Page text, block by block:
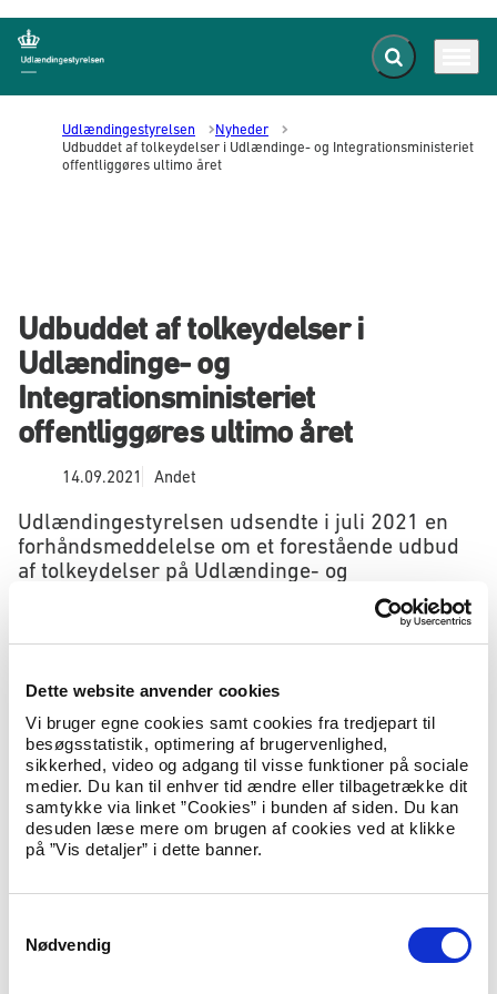
Dette website anvender cookies
Vi bruger egne cookies samt cookies fra tredjepart til
besøgsstatistik, optimering af brugervenlighed,
sikkerhed, video og adgang til visse funktioner på sociale
medier. Du kan til enhver tid ændre eller tilbagetrække dit
samtykke via linket ”Cookies” i bunden af siden. Du kan
desuden læse mere om brugen af cookies ved at klikke
på ”Vis detaljer” i dette banner.
Nødvendig
Gå til forsiden Fold søgefelt ud
Udlændingestyrelsen
Nyheder
Udbuddet af tolkeydelser i Udlændinge- og Integrationsministeriet
offentliggøres ultimo året
Udbuddet af tolkeydelser i
Udlændinge- og
Integrationsministeriet
offentliggøres ultimo året
14.09.2021 Andet
Udlændingestyrelsen udsendte i juli 2021 en
forhåndsmeddelelse om et forestående udbud
af tolkeydelser på Udlændinge- og
Integrationsministeriets område. Heraf fremgik
det, at Udlændingestyrelsen forventede, at
udbuddet ville blive offentliggjort i oktober
svarende til en udskydelse på op til tre
måneder.
Udbuddet af tolkeydelser vedrører mundtlig tolkning af de
mest anvendte sprog på Udlændinge- og
Integrationsministeriets område. Udskydelsen betyder, at
udbudsmaterialet forventes offentliggjort ultimo 2021 med
frist for afgivelse af tilbud i februar 2022 og tildeling af
Yderligere oplysninger
Yderligere oplysninger kan fås hos Udlændingestyrelsens